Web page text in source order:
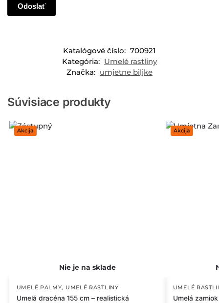
Katalógové číslo: 700921
Kategória: Umelé rastliny
Značka: umjetne biljke
Súvisiace produkty
Akcija
UMELÉ PALMY, UMELÉ RASTLINY
Umelá dracéna 155 cm – realistická
Akcija
UMELÉ
Umelá